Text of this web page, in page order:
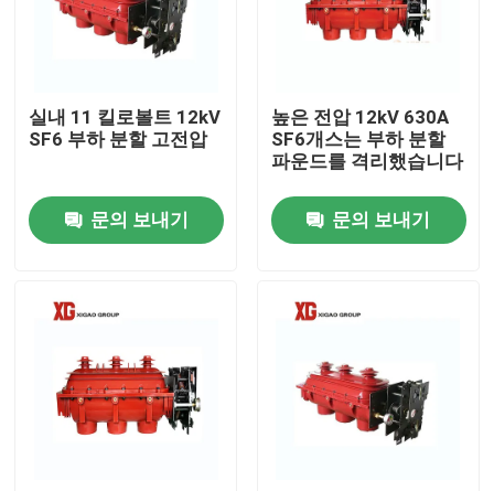
우리에 대하여
실내 11 킬로볼트 12kV
SF6 부하 분할 고전압
문의 보내기
높은 전압 12kV 630A
SF6개스는 부하 분할
파운드를 격리했습니다
문의 보내기